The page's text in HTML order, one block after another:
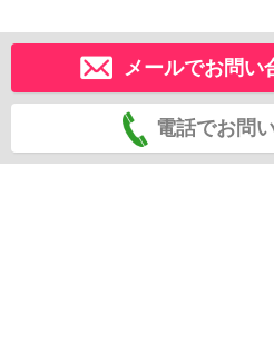
メールでお問い
電話でお問